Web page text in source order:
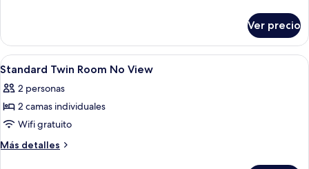
No
View
Double
Room
No
Ver precio
Abrir
todas
las
fotos
de
Standard
Artículos del minibar gratis y caja de
5
Standard Twin Room No View
2 personas
2 camas individuales
Wifi gratuito
Más detalles
Más